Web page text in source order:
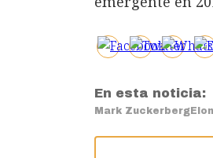
En esta noticia:
Mark Zuckerberg